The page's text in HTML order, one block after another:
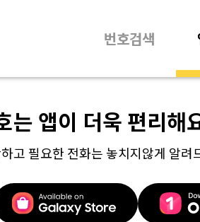
번호검색
는 앱이 더욱 편리해
고 필요한 전화는 놓치지않게 알려